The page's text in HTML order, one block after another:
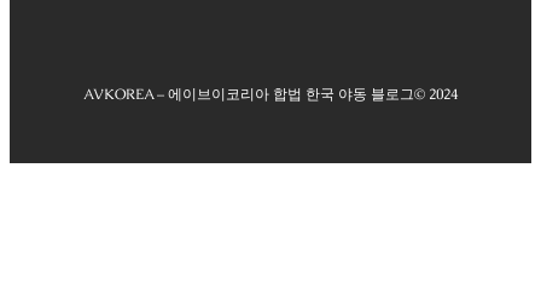
AVKOREA – 에이브이코리아 합법 한국 야동 블로그© 2024